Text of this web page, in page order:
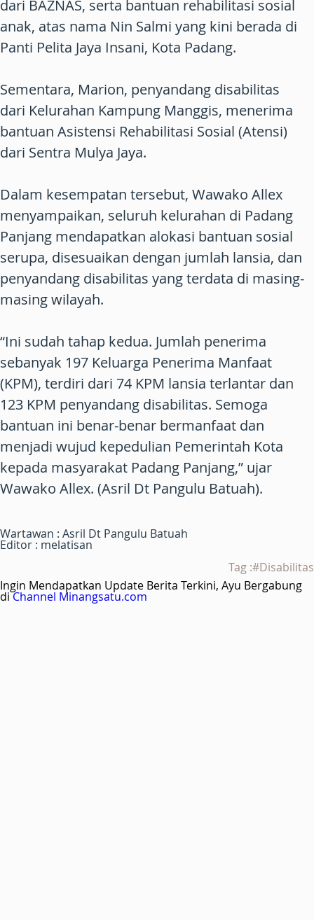
dari BAZNAS, serta bantuan rehabilitasi sosial
anak, atas nama Nin Salmi yang kini berada di
Panti Pelita Jaya Insani, Kota Padang.
Sementara, Marion, penyandang disabilitas
dari Kelurahan Kampung Manggis, menerima
bantuan Asistensi Rehabilitasi Sosial (Atensi)
dari Sentra Mulya Jaya.
Dalam kesempatan tersebut, Wawako Allex
menyampaikan, seluruh kelurahan di Padang
Panjang mendapatkan alokasi bantuan sosial
serupa, disesuaikan dengan jumlah lansia, dan
penyandang disabilitas yang terdata di masing-
masing wilayah.
“Ini sudah tahap kedua. Jumlah penerima
sebanyak 197 Keluarga Penerima Manfaat
(KPM), terdiri dari 74 KPM lansia terlantar dan
123 KPM penyandang disabilitas. Semoga
bantuan ini benar-benar bermanfaat dan
menjadi wujud kepedulian Pemerintah Kota
kepada masyarakat Padang Panjang,” ujar
Wawako Allex. (Asril Dt Pangulu Batuah).
Wartawan : Asril Dt Pangulu Batuah
Editor : melatisan
Tag :#Disabilitas
Ingin Mendapatkan Update Berita Terkini, Ayu Bergabung
diChannel Minangsatu.com